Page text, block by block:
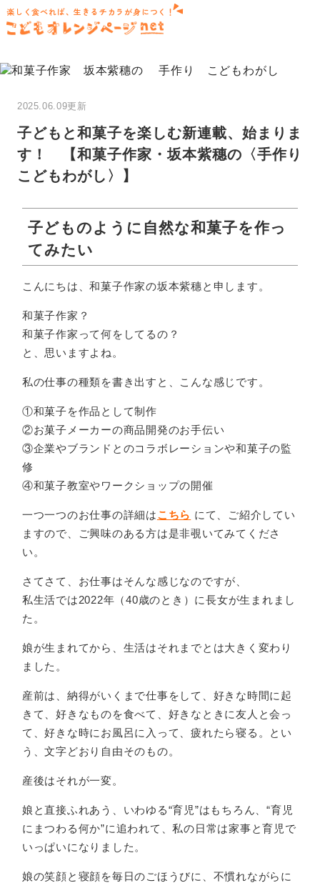
楽しく食べれば、生きるチカラが身につく！
2025.06.09更新
子どもと和菓子を楽しむ新連載、始まりま
す！ 【和菓子作家・坂本紫穗の〈手作り
こどもわがし〉】
子どものように自然な和菓子を作っ
てみたい
こんにちは、和菓子作家の坂本紫穗と申します。
和菓子作家？
和菓子作家って何をしてるの？
と、思いますよね。
私の仕事の種類を書き出すと、こんな感じです。
①和菓子を作品として制作
②お菓子メーカーの商品開発のお手伝い
③企業やブランドとのコラボレーションや和菓子の監
修
④和菓子教室やワークショップの開催
一つ一つのお仕事の詳細はこちら にて、ご紹介してい
ますので、ご興味のある方は是非覗いてみてくださ
い。
さてさて、お仕事はそんな感じなのですが、
私生活では2022年（40歳のとき）に長女が生まれまし
た。
娘が生まれてから、生活はそれまでとは大きく変わり
ました。
産前は、納得がいくまで仕事をして、好きな時間に起
きて、好きなものを食べて、好きなときに友人と会っ
て、好きな時にお風呂に入って、疲れたら寝る。とい
う、文字どおり自由そのもの。
産後はそれが一変。
娘と直接ふれあう、いわゆる“育児”はもちろん、“育児
にまつわる何か”に追われて、私の日常は家事と育児で
いっぱいになりました。
娘の笑顔と寝顔を毎日のごほうびに、不慣れながらに